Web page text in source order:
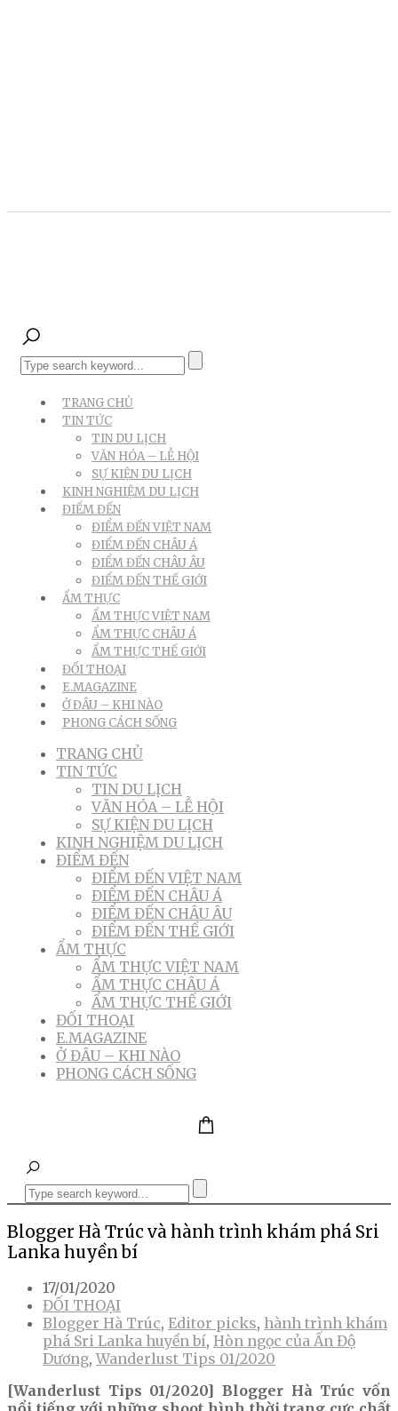
TRANG CHỦ
TIN TỨC
TIN DU LỊCH
VĂN HÓA – LỄ HỘI
SỰ KIỆN DU LỊCH
KINH NGHIỆM DU LỊCH
ĐIỂM ĐẾN
ĐIỂM ĐẾN VIỆT NAM
ĐIỂM ĐẾN CHÂU Á
ĐIỂM ĐẾN CHÂU ÂU
ĐIỂM ĐẾN THẾ GIỚI
ẨM THỰC
ẨM THỰC VIỆT NAM
ẨM THỰC CHÂU Á
ẨM THỰC THẾ GIỚI
ĐỐI THOẠI
E.MAGAZINE
Ở ĐÂU – KHI NÀO
PHONG CÁCH SỐNG
TRANG CHỦ
TIN TỨC
TIN DU LỊCH
VĂN HÓA – LỄ HỘI
SỰ KIỆN DU LỊCH
KINH NGHIỆM DU LỊCH
ĐIỂM ĐẾN
ĐIỂM ĐẾN VIỆT NAM
ĐIỂM ĐẾN CHÂU Á
ĐIỂM ĐẾN CHÂU ÂU
ĐIỂM ĐẾN THẾ GIỚI
ẨM THỰC
ẨM THỰC VIỆT NAM
ẨM THỰC CHÂU Á
ẨM THỰC THẾ GIỚI
ĐỐI THOẠI
E.MAGAZINE
Ở ĐÂU – KHI NÀO
PHONG CÁCH SỐNG
Blogger Hà Trúc và hành trình khám phá Sri
Lanka huyền bí
17/01/2020
ĐỐI THOẠI
Blogger Hà Trúc, Editor picks, hành trình khám
phá Sri Lanka huyền bí, Hòn ngọc của Ấn Độ
Dương,Wanderlust Tips 01/2020
[Wanderlust Tips 01/2020] Blogger Hà Trúc vốn